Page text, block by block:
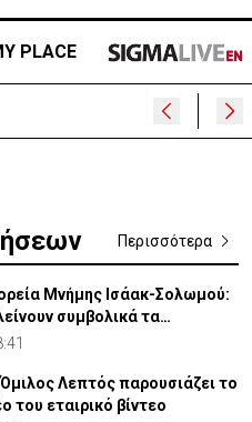
PLACE
Περισσότερα
Μνήμης Ισάακ-Σολωμού:
συμβολικά τα
Λεπτός παρουσιάζει το
του εταιρικό βίντεο